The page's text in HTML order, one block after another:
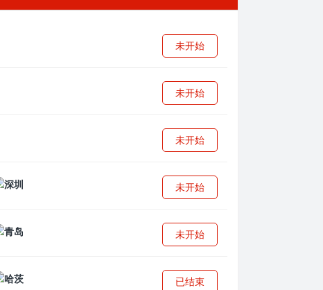
未开始
未开始
未开始
未开始
未开始
已结束